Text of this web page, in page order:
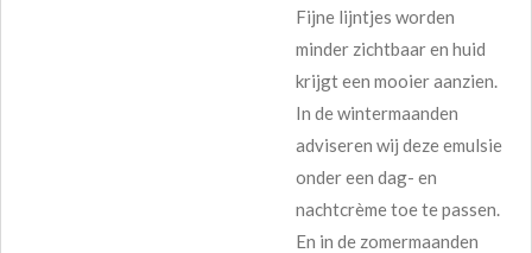
Fijne lijntjes worden
minder zichtbaar en huid
krijgt een mooier aanzien.
In de wintermaanden
adviseren wij deze emulsie
onder een dag- en
nachtcrème toe te passen.
En in de zomermaanden